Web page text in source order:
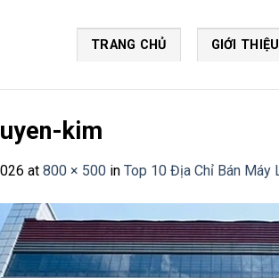
TRANG CHỦ GIỚI THIỆU
kim
at 800 × 500 in Top 10 Địa Chỉ Bán Máy